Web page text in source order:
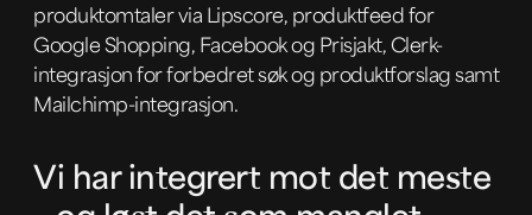
produktomtaler via Lipscore, produktfeed for
Google Shopping, Facebook og Prisjakt, Clerk-
integrasjon for forbedret søk og produktforslag samt
Mailchimp-integrasjon.
Vi har integrert mot det meste